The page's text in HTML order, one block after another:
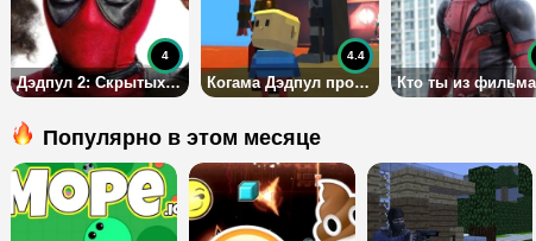
Дэдпул 2: Скрытых числа
4
Когама Дэдпул против Бэтмена
4.4
Популярно в этом месяце